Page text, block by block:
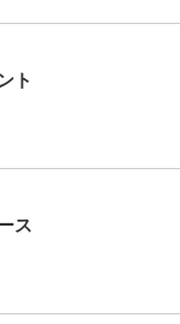
ト
ス